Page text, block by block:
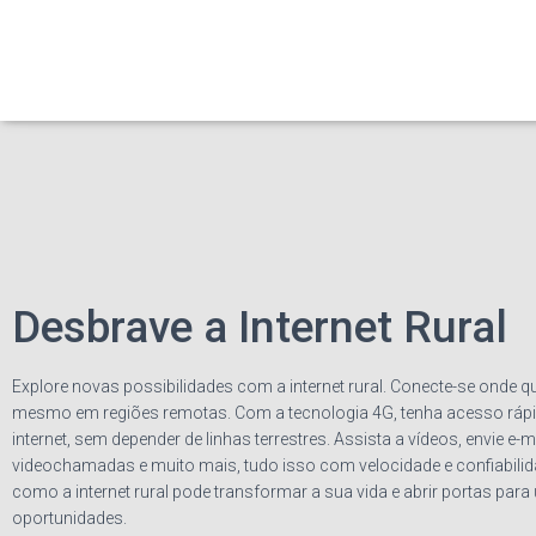
Desbrave a Internet Rural
Explore novas possibilidades com a internet rural. Conecte-se onde
mesmo em regiões remotas. Com a tecnologia 4G, tenha acesso
internet, sem depender de linhas terrestres. Assista a vídeos, envie e-
videochamadas e muito mais, tudo isso com velocidade e
como a internet rural pode transformar a sua vida e abrir portas para
oportunidades.